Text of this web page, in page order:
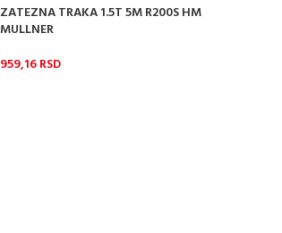
ZATEZNA TRAKA 1.5T 5M R200S HM
MULLNER
959,16RSD